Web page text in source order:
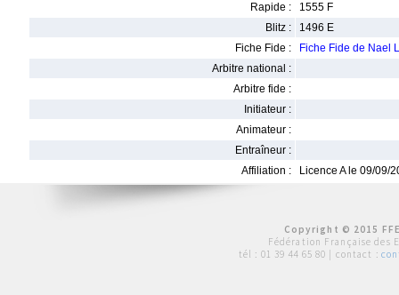
Rapide :
1555 F
Blitz :
1496 E
Fiche Fide :
Fiche Fide de Nael
Arbitre national :
Arbitre fide :
Initiateur :
Animateur :
Entraîneur :
Affiliation :
Licence A le 09/09/
Copyright © 2015
Fédération Française des
tél : 01 39 44 65 80 | contact :